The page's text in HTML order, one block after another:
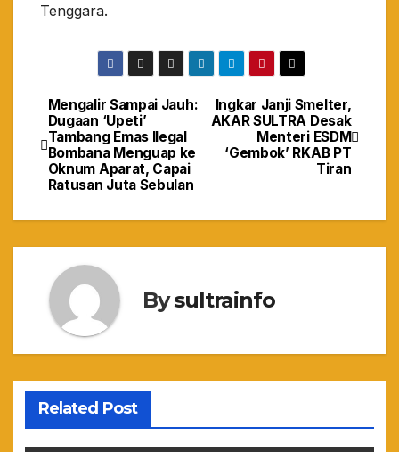
Tenggara.
Navigasi
pos
Ingkar Janji Smelter,
AKAR SULTRA Desak
Menteri ESDM
‘Gembok’ RKAB PT
Tiran
Mengalir Sampai Jauh:
Dugaan ‘Upeti’
Tambang Emas Ilegal
Bombana Menguap ke
Oknum Aparat, Capai
Ratusan Juta Sebulan
Bysultrainfo
Related Post